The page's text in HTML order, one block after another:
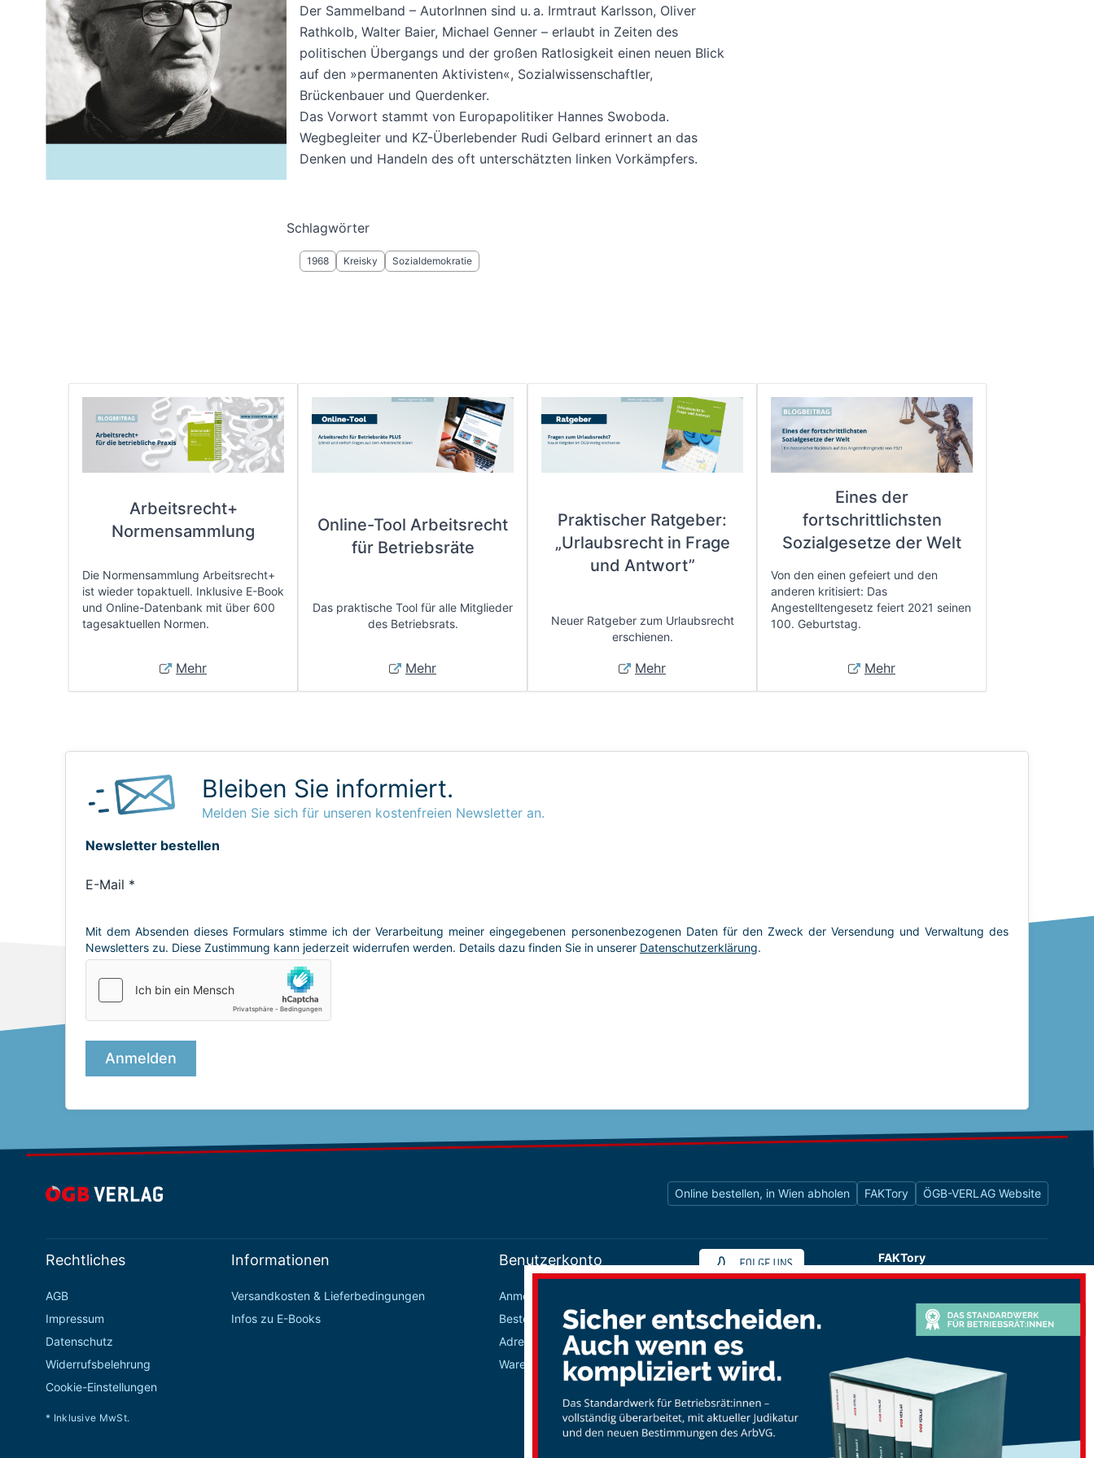
Der Sammelband – AutorInnen sind u. a. Irmtraut Karlsson, Oliver
Rathkolb, Walter Baier, Michael Genner – erlaubt in Zeiten des
politischen Übergangs und der großen Ratlosigkeit einen neuen Blick
auf den »permanenten Aktivisten«, Sozialwissenschaftler,
Brückenbauer und Querdenker.
Das Vorwort stammt von Europapolitiker Hannes Swoboda.
Wegbegleiter und KZ-Überlebender Rudi Gelbard erinnert an das
Denken und Handeln des oft unterschätzten linken Vor­kämpfers.
Schlagwörter
1968 Kreisky Sozialdemokratie
Arbeitsrecht+
Normensammlung
Die Normensammlung Arbeitsrecht+
ist wieder topaktuell. Inklusive E-Book
und Online-Datenbank mit über 600
tagesaktuellen Normen.
Mehr
Online-Tool Arbeitsrecht
für Betriebsräte
Das praktische Tool für alle Mitglieder
des Betriebsrats.
Mehr
Praktischer Ratgeber:
„Urlaubsrecht in Frage
und Antwort”
Neuer Ratgeber zum Urlaubsrecht
erschienen.
Mehr
Eines der
fortschrittlichsten
Sozialgesetze der Welt
Von den einen gefeiert und den
anderen kritisiert: Das
Angestelltengesetz feiert 2021 seinen
100. Geburtstag.
Mehr
Bleiben Sie informiert.
Melden Sie sich für unseren kostenfreien Newsletter an.
Online bestellen, in Wien abholen FAKTory ÖGB-VERLAG Website
Rechtliches
AGB
Impressum
Datenschutz
Widerrufsbelehrung
Cookie-Einstellungen
* Inklusive MwSt.
Informationen
Versandkosten & Lieferbedingungen
Infos zu E-Books
Benutzerkonto
Anmelden / Registrieren
Bestellungen
Adressbuch
Warenkorb
FAKTory
Buchhandlung des ÖGB-Verlags
1010 Wien
Tel: 01 / 405 49 98 / 99132
Fax: 01 / 405 49 98 / 99136
Öffnungszeiten:
Montag bis Freitag
9:00 - 18:00 Uhr